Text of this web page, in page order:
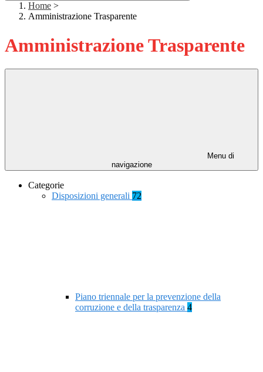
Home >
Amministrazione Trasparente
Amministrazione Trasparente
Menu di
navigazione
Categorie
Disposizioni generali 72
Piano triennale per la prevenzione della
corruzione e della trasparenza 4